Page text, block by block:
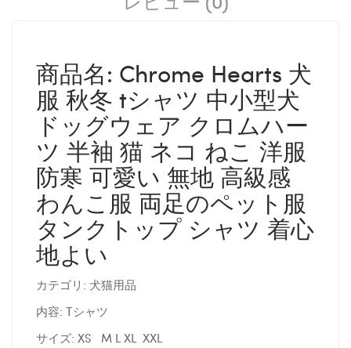
商品名: Chrome Hearts 犬
服 秋冬 tシャツ 中小型犬
ドッグウェア クロムハー
ツ 半袖 猫 ネコ ねこ 洋服
防寒 可愛い 無地 高級感
わんこ服 両足のペット服
タンクトップ シャツ 着心
地よい
カテゴリ: 犬猫用品
内容: Tシャツ
サイズ: XS M L XL XXL